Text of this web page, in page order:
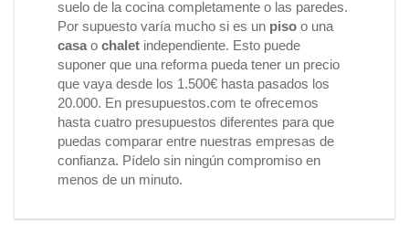
suelo de la cocina completamente o las paredes.
Por supuesto varía mucho si es un piso o una
casa o chalet independiente. Esto puede
suponer que una reforma pueda tener un precio
que vaya desde los 1.500€ hasta pasados los
20.000. En presupuestos.com te ofrecemos
hasta cuatro presupuestos diferentes para que
puedas comparar entre nuestras empresas de
confianza. Pídelo sin ningún compromiso en
menos de un minuto.